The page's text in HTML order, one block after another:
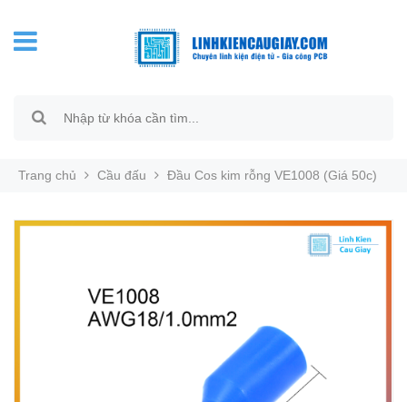
Trang chủ Cầu đấu Đầu Cos kim rỗng VE1008 (Giá 50c)